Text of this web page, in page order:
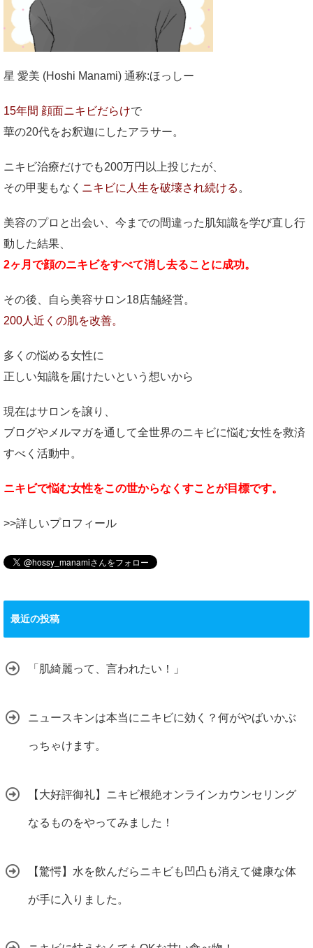
星 愛美 (Hoshi Manami) 通称:ほっしー
15年間 顔面ニキビだらけで
華の20代をお釈迦にしたアラサー。
ニキビ治療だけでも200万円以上投じたが、
その甲斐もなく ニキビに人生を破壊され続ける 。
美容のプロと出会い、今までの間違った肌知識を学び直し行
動した結果、
2ヶ月で顔のニキビをすべて消し去ることに成功。
その後、自ら美容サロン18店舗経営。
200人近くの肌を改善。
多くの悩める女性に
正しい知識を届けたいという想いから
現在はサロンを譲り、
ブログやメルマガを通して全世界のニキビに悩む女性を救済
すべく活動中。
ニキビで悩む女性をこの世からなくすことが目標です。
>>詳しいプロフィール
最近の投稿
「肌綺麗って、言われたい！」
ニュースキンは本当にニキビに効く？何がやばいかぶ
っちゃけます。
【大好評御礼】ニキビ根絶オンラインカウンセリング
なるものをやってみました！
【驚愕】水を飲んだらニキビも凹凸も消えて健康な体
が手に入りました。